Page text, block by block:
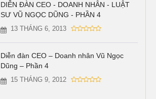
DIỄN ĐÀN CEO - DOANH NHÂN - LUẬT
SƯ VŨ NGỌC DŨNG - PHẦN 4
13 THÁNG 6, 2013
Diễn đàn CEO – Doanh nhân Vũ Ngọc
Dũng – Phần 4
15 THÁNG 9, 2012